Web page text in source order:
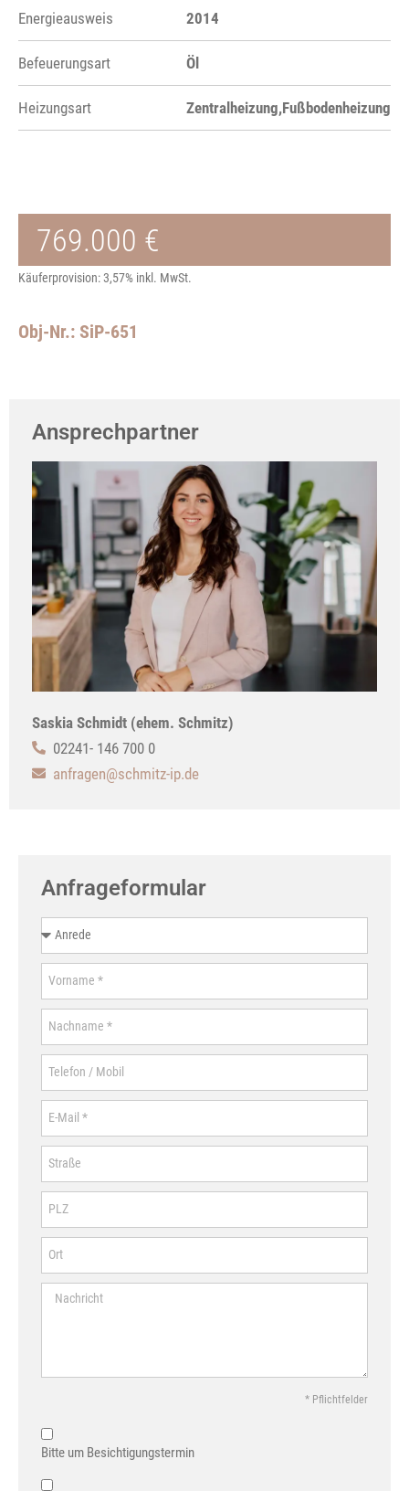
769.000 €
Käuferprovision: 3,57% inkl. MwSt.
Obj-Nr.: SiP-651
Ansprechpartner
Saskia Schmidt (ehem. Schmitz)
02241- 146 700 0
anfragen@schmitz-ip.de
Anfrageformular
* Pflichtfelder
Bitte um Besichtigungstermin
Energieausweis 2014
Befeuerungsart Öl
Heizungsart Zentralheizung,Fußbodenheizung